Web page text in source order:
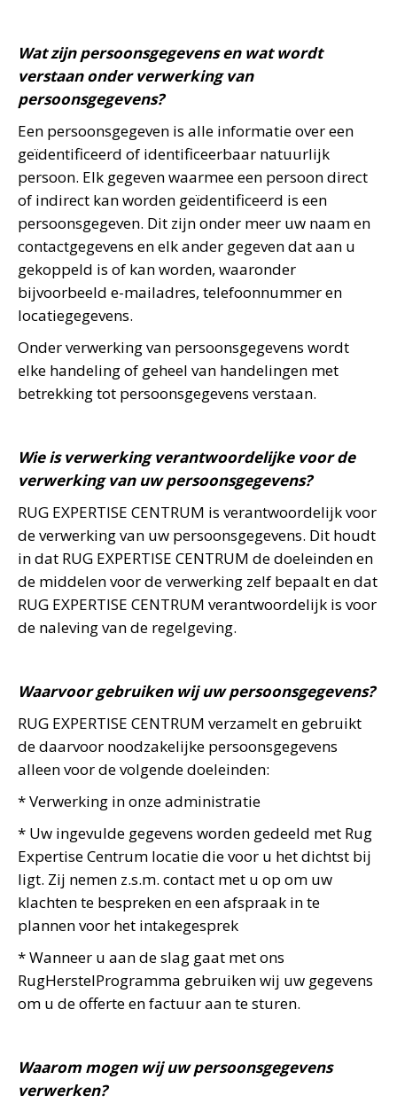
Wat zijn persoonsgegevens en wat wordt
verstaan onder verwerking van
persoonsgegevens?
Een persoonsgegeven is alle informatie over een
geïdentificeerd of identificeerbaar natuurlijk
persoon. Elk gegeven waarmee een persoon direct
of indirect kan worden geïdentificeerd is een
persoonsgegeven. Dit zijn onder meer uw naam en
contactgegevens en elk ander gegeven dat aan u
gekoppeld is of kan worden, waaronder
bijvoorbeeld e-mailadres, telefoonnummer en
locatiegegevens.
Onder verwerking van persoonsgegevens wordt
elke handeling of geheel van handelingen met
betrekking tot persoonsgegevens verstaan.
Wie is verwerking verantwoordelijke voor de
verwerking van uw persoonsgegevens?
RUG EXPERTISE CENTRUM is verantwoordelijk voor
de verwerking van uw persoonsgegevens. Dit houdt
in dat RUG EXPERTISE CENTRUM de doeleinden en
de middelen voor de verwerking zelf bepaalt en dat
RUG EXPERTISE CENTRUM verantwoordelijk is voor
de naleving van de regelgeving.
Waarvoor gebruiken wij uw persoonsgegevens?
RUG EXPERTISE CENTRUM verzamelt en gebruikt
de daarvoor noodzakelijke persoonsgegevens
alleen voor de volgende doeleinden:
* Verwerking in onze administratie
* Uw ingevulde gegevens worden gedeeld met Rug
Expertise Centrum locatie die voor u het dichtst bij
ligt. Zij nemen z.s.m. contact met u op om uw
klachten te bespreken en een afspraak in te
plannen voor het intakegesprek
* Wanneer u aan de slag gaat met ons
RugHerstelProgramma gebruiken wij uw gegevens
om u de offerte en factuur aan te sturen.
Waarom mogen wij uw persoonsgegevens
verwerken?